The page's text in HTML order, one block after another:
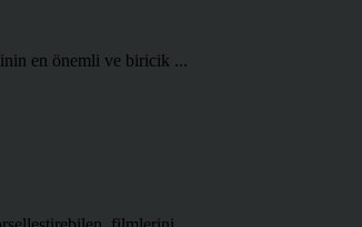
en önemli ve biricik ...